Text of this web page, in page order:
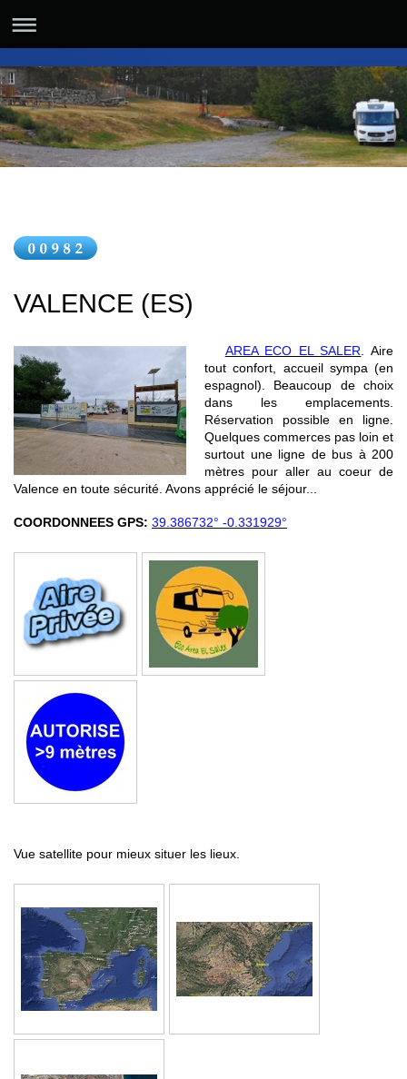
VALENCE (ES)
AREA ECO EL SALER . Aire
tout confort, accueil sympa (en
espagnol). Beaucoup de choix
dans les emplacements.
Réservation possible en ligne.
Quelques commerces pas loin et
surtout une ligne de bus à 200
mètres pour aller au coeur de
Valence en toute sécurité. Avons apprécié le séjour...
COORDONNEES GPS: 39.386732° -0.331929°
Vue satellite pour mieux situer les lieux.